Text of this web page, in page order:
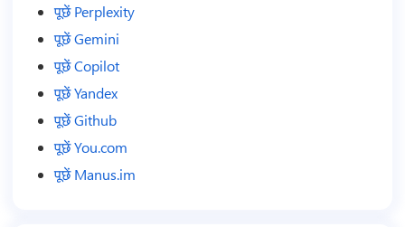
पूछें Perplexity
पूछें Gemini
पूछें Copilot
पूछें Yandex
पूछें Github
पूछें You.com
पूछें Manus.im